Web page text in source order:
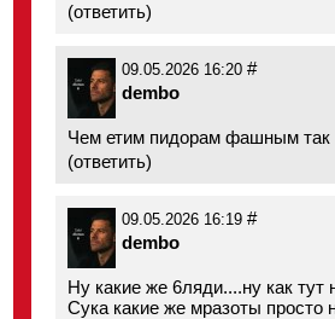
(ответить)
09.05.2026 16:20 #
dembo
Чем етим пидорам фашным так
(ответить)
09.05.2026 16:19 #
dembo
Ну какие же 6ляди....ну как тут
Сука какие же мразоты просто